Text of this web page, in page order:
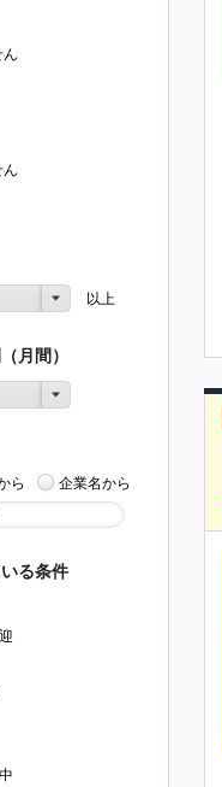
ん
ん
以上
月間）
ら 企業名から
る条件